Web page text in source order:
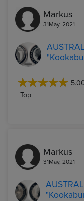
Markus
31May, 2021
Top
Markus
31May, 2021